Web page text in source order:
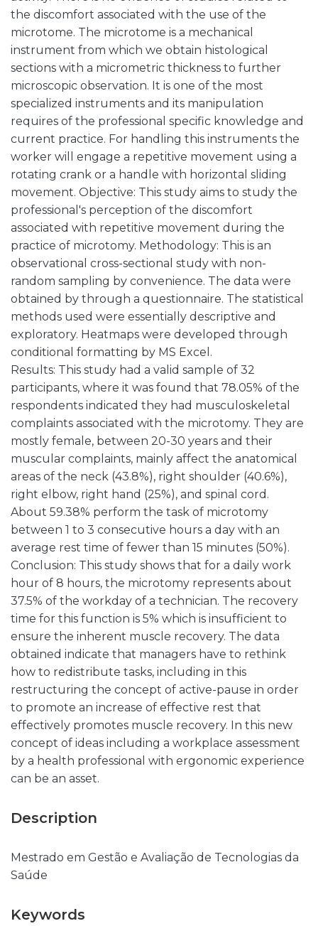
the discomfort associated with the use of the
microtome. The microtome is a mechanical
instrument from which we obtain histological
sections with a micrometric thickness to further
microscopic observation. It is one of the most
specialized instruments and its manipulation
requires of the professional specific knowledge and
current practice. For handling this instruments the
worker will engage a repetitive movement using a
rotating crank or a handle with horizontal sliding
movement. Objective: This study aims to study the
professional's perception of the discomfort
associated with repetitive movement during the
practice of microtomy. Methodology: This is an
observational cross-sectional study with non-
random sampling by convenience. The data were
obtained by through a questionnaire. The statistical
methods used were essentially descriptive and
exploratory. Heatmaps were developed through
conditional formatting by MS Excel.
Results: This study had a valid sample of 32
participants, where it was found that 78.05% of the
respondents indicated they had musculoskeletal
complaints associated with the microtomy. They are
mostly female, between 20-30 years and their
muscular complaints, mainly affect the anatomical
areas of the neck (43.8%), right shoulder (40.6%),
right elbow, right hand (25%), and spinal cord.
About 59.38% perform the task of microtomy
between 1 to 3 consecutive hours a day with an
average rest time of fewer than 15 minutes (50%).
Conclusion: This study shows that for a daily work
hour of 8 hours, the microtomy represents about
37.5% of the workday of a technician. The recovery
time for this function is 5% which is insufficient to
ensure the inherent muscle recovery. The data
obtained indicate that managers have to rethink
how to redistribute tasks, including in this
restructuring the concept of active-pause in order
to promote an increase of effective rest that
effectively promotes muscle recovery. In this new
concept of ideas including a workplace assessment
by a health professional with ergonomic experience
can be an asset.
Description
Mestrado em Gestão e Avaliação de Tecnologias da
Saúde
Keywords